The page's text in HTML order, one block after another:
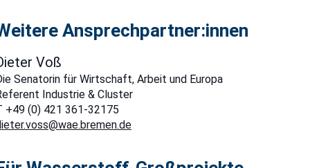
Ansprechpartner:innen
Voß
Senatorin für Wirtschaft, Arbeit und Europa
Industrie & Cluster
+49 (0) 421 361-32175